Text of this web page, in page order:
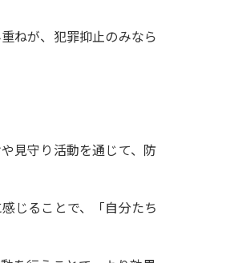
ねが、犯罪抑止のみなら
見守り活動を通じて、防
じることで、「自分たち